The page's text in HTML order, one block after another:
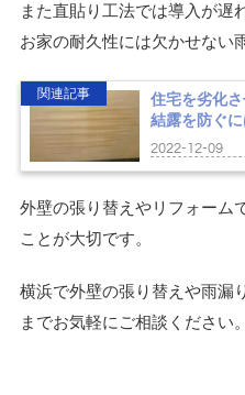
また直貼り工法では導入が遅
お家の耐久性には欠かせない
関連記事
住宅を劣化
結露を防ぐに
2022-12-09
外壁の張り替えやリフォーム
ことが大切です。
横浜で外壁の張り替えや雨漏
までお気軽にご相談ください。